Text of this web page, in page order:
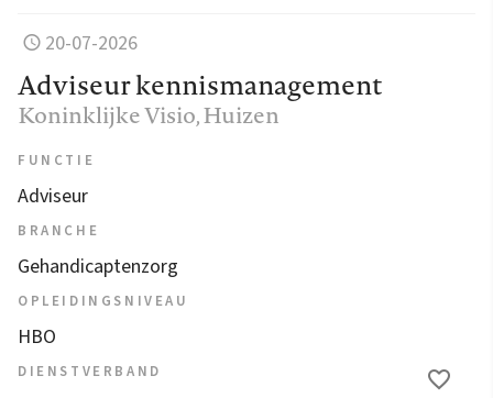
20-07-2026
Adviseur kennismanagement
Koninklijke Visio, Huizen
FUNCTIE
Adviseur
BRANCHE
Gehandicaptenzorg
OPLEIDINGSNIVEAU
HBO
DIENSTVERBAND